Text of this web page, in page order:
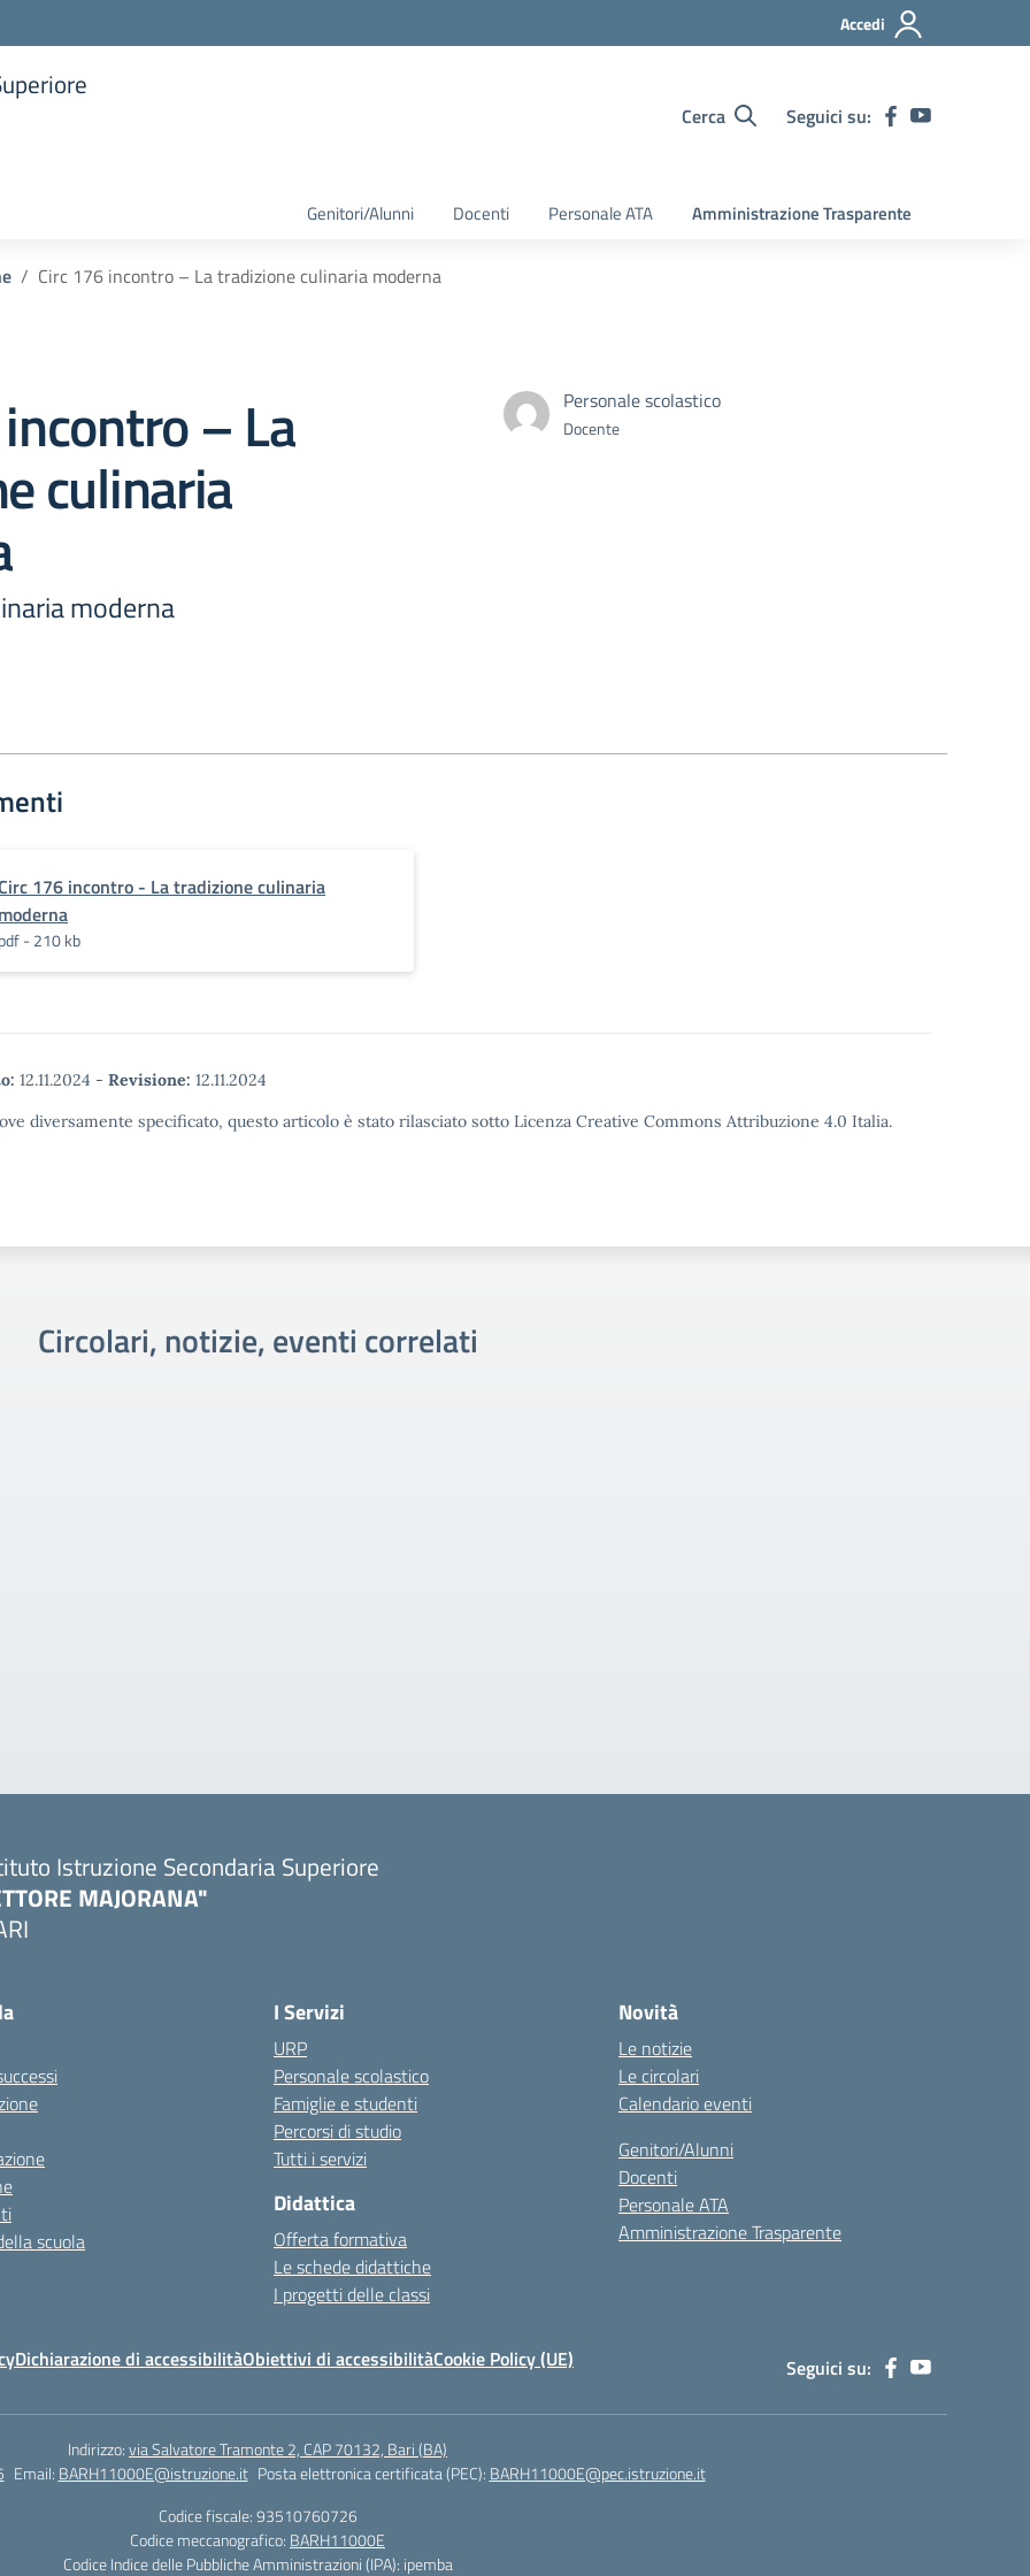
Accedi
Cerca Seguici su:
Genitori/Alunni Docenti Personale ATA Amministrazione Trasparente
Circ 176 incontro – La tradizione culinaria moderna
– La
culinaria
moderna
Personale scolastico
Docente
176 incontro - La tradizione culinaria
moderna
pdf - 210 kb
12.11.2024 - Revisione: 12.11.2024
diversamente specificato, questo articolo è stato rilasciato sotto Licenza Creative Commons Attribuzione 4.0 Italia.
Circolari, notizie, eventi correlati
Istruzione Secondaria Superiore
MAJORANA"
scuola
I Servizi
URP
Personale scolastico
Famiglie e studenti
Percorsi di studio
Tutti i servizi
Didattica
Offerta formativa
Le schede didattiche
I progetti delle classi
Novità
Le notizie
Le circolari
Calendario eventi
Genitori/Alunni
Docenti
Personale ATA
Amministrazione Trasparente
Dichiarazione di accessibilitàObiettivi di accessibilitàCookie Policy (UE) Seguici su:
Indirizzo:via Salvatore Tramonte 2, CAP 70132, Bari (BA)
Email: BARH11000E@istruzione.it Posta elettronica certificata (PEC): BARH11000E@pec.istruzione.it
Codice fiscale: 93510760726
Codice meccanografico: BARH11000E
Codice Indice delle Pubbliche Amministrazioni (IPA): ipemba